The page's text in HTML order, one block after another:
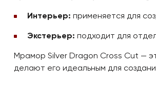
Интерьер: применяется для
Экстерьер: подходит для
Мрамор Silver Dragon Cross Cut —
делают его идеальным для